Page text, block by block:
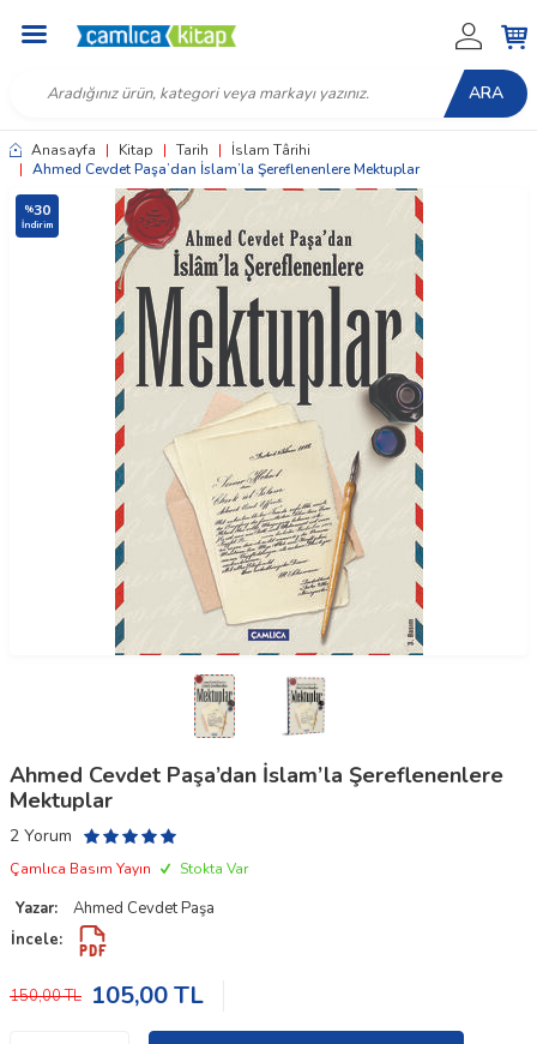
ARA
Anasayfa | Kitap | Tarih |
İslam Târihi
| Ahmed Cevdet Paşa’dan İslam’la Şereflenenlere Mektuplar
%30
İndirim
Ahmed Cevdet Paşa’dan İslam’la Şereflenenlere
Mektuplar
2 Yorum
Çamlıca Basım Yayın Stokta Var
Yazar:
Ahmed Cevdet Paşa
İncele:
150,00TL 105,00TL